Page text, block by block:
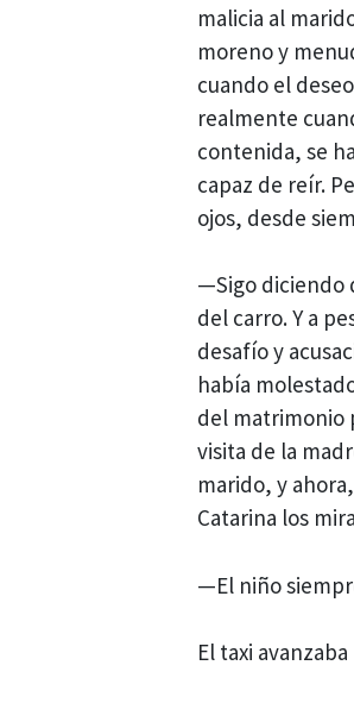
malicia al
moreno y
cuando el
realmente
contenida, se
capaz de reír.
ojos, desde
—Sigo diciendo
del carro. Y a
desafío y
había
del matrimonio
visita de la
marido, y
Catarina los
—El niño
El taxi